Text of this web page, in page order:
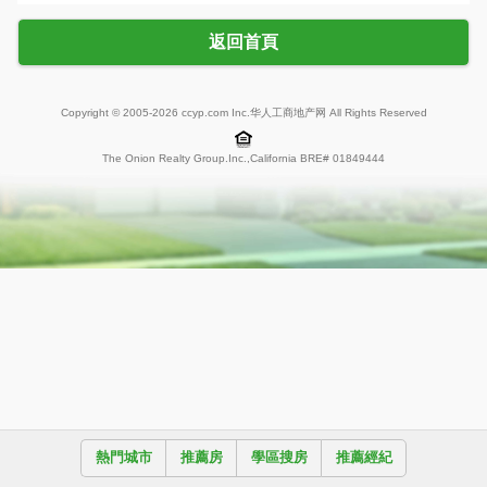
返回首頁
熱門城市 推薦房 學區搜房 推薦經紀
Copyright © 2005-2026 ccyp.com Inc.华人工商地产网 All Rights Reserved
The Onion Realty Group.Inc.,California BRE# 01849444